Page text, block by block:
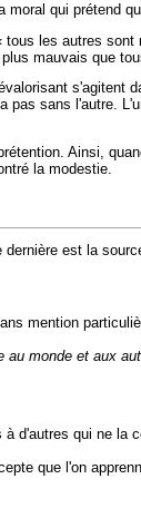
qui prétend
les autres
mauvais que
sans l'autre.
Ainsi,
la modestie.
est la
mention
au monde et aux
d'autres qui ne
que l'on